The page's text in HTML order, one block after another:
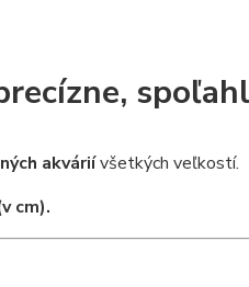
akváriívšetkých veľkostí.
cm).